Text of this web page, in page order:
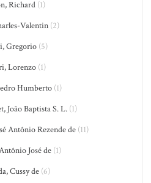
Richard(1)
Valentin (2)
Gregorio (5)
Lorenzo (1)
Humberto(1)
João Baptista S. L.(1)
Antônio Rezende de (11)
José de (1)
Cussy de (6)